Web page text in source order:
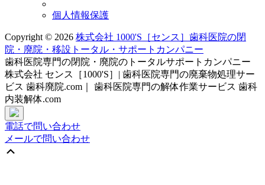
個人情報保護
Copyright © 2026 株式会社 1000'S［センス］歯科医院の閉
院・廃院・移設トータル・サポートカンパニー
歯科医院専門の閉院・廃院のトータルサポートカンパニー
株式会社 センス［1000'S］| 歯科医院専門の廃棄物処理サー
ビス 歯科廃院.com｜ 歯科医院専門の解体作業サービス 歯科
内装解体.com
電話で問い合わせ
メールで問い合わせ